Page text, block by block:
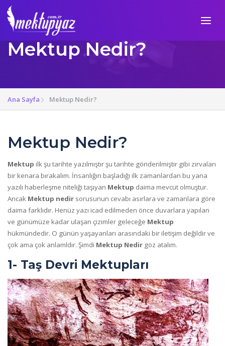
Mektup Nedir?
Ana Sayfa Mektup Nedir?
Mektup Nedir?
Mektup ilk şu tarihte yazılmıştır şu tarihte gönderilmiştir gibi zırvaları
bir kenara bırakalım. İnsanlığın başladığı ilk zamanlardan bu yana
yazılı haberleşme niteliği taşıyan Mektup daima mevcut olmuştur.
Ancak Mektup nedir sorusunun cevabı asırlara ve zamanlara göre
daima farklıdır. Henüz yazı icad edilmeden önce duvarlara yapılan
ve günümüze kadar ulaşan çizimler geleceğe Mektup
hükmündedir. O günün yaşayanları arasındaki bir iletişim değildir ve
çok ama çok anlamldır. Şimdi Mektup Nedir göz atalım.
1- Taş Devri Mektupları